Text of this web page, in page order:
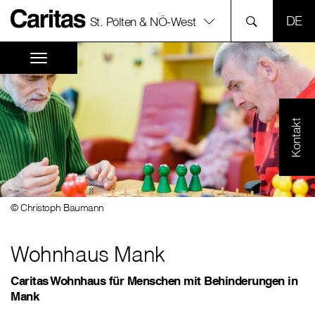
St. Pölten & NÖ-West
Kontakt
© Christoph Baumann
Wohnhaus Mank
Caritas Wohnhaus für Menschen mit Behinderungen in
Mank